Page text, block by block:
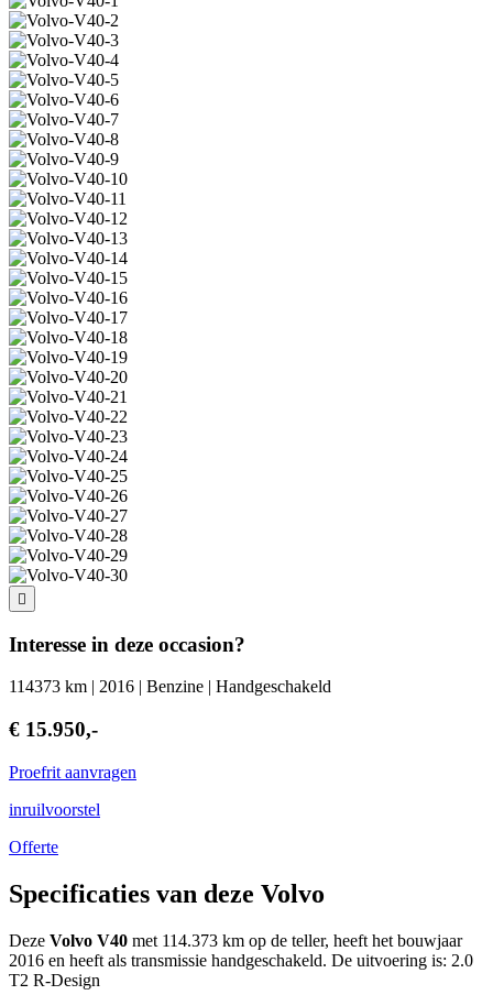
Interesse in deze occasion?
114373 km | 2016 | Benzine | Handgeschakeld
€ 15.950,-
Proefrit aanvragen
inruilvoorstel
Offerte
Specificaties van deze Volvo
Deze Volvo V40 met 114.373 km op de teller, heeft het bouwjaar
2016 en heeft als transmissie handgeschakeld. De uitvoering is: 2.0
T2 R-Design